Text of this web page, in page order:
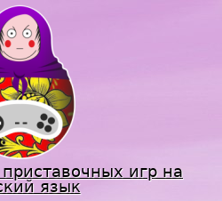
to navigation
игр на
язык